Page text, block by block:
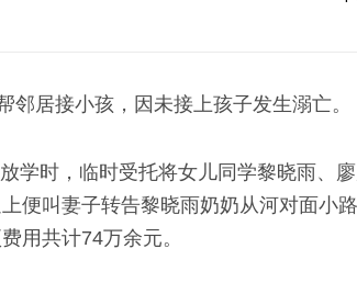
居接小孩，因未接上孩子发生溺亡。
学时，临时受托将女儿同学黎晓雨、
便叫妻子转告黎晓雨奶奶从河对面小
用共计74万余元。